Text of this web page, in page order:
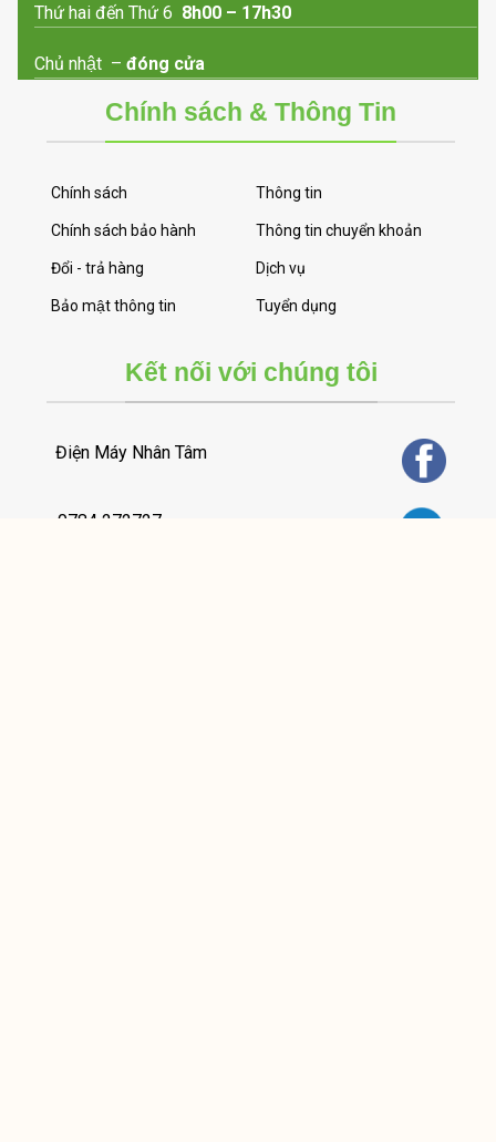
Thứ hai đến Thứ 6 8h00 – 17h30
Chủ nhật –đóng cửa
Chính sách & Thông Tin
Chính sách
Chính sách bảo hành
Đổi - trả hàng
Bảo mật thông tin
Thông tin
Thông tin chuyển khoản
Dịch vụ
Tuyển dụng
Kết nối với chúng tôi
Điện Máy Nhân Tâm
0784 272727